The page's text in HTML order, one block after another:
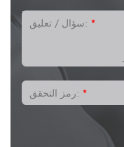
سؤال / تعليق: *
رمز التحقق: *